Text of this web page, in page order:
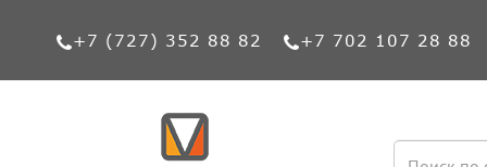
+7 (727) 352 88 82 +7 702 107 28 88